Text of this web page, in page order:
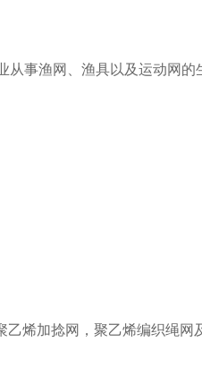
事渔网、渔具以及运动网的
烯加捻网，聚乙烯编织绳网